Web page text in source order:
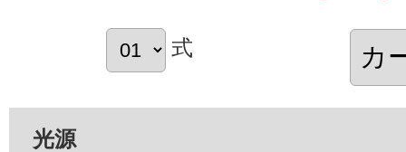
式
光源